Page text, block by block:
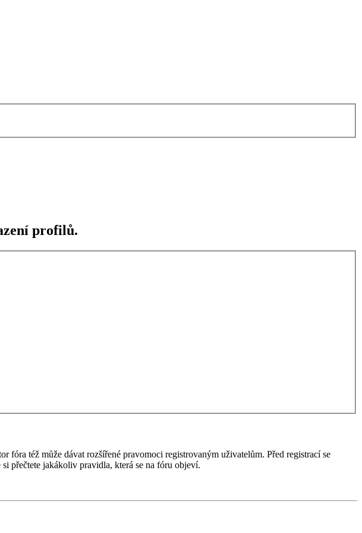
profilů.
fóra též může dávat rozšířené pravomoci registrovaným uživatelům. Před registrací se
přečtete jakákoliv pravidla, která se na fóru objeví.